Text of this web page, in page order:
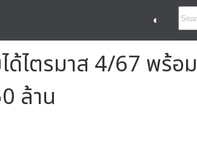
◐
ไตรมาส 4/67 พร้อ
ล้าน